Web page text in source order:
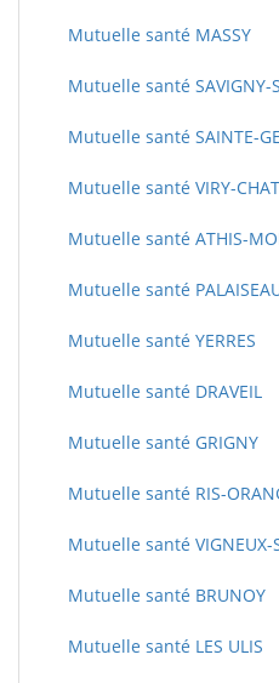
Mutuelle santé MASSY
Mutuelle santé SAVIGNY-
Mutuelle santé SAINTE-
Mutuelle santé VIRY-
Mutuelle santé ATHIS-
Mutuelle santé
Mutuelle santé YERRES
Mutuelle santé DRAVEIL
Mutuelle santé GRIGNY
Mutuelle santé RIS-
Mutuelle santé VIGNEUX-
Mutuelle santé BRUNOY
Mutuelle santé LES ULIS